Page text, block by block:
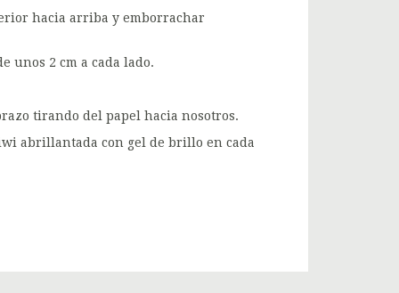
hacia arriba y emborrachar
unos 2 cm a cada lado.
tirando del papel hacia nosotros.
abrillantada con gel de brillo en cada